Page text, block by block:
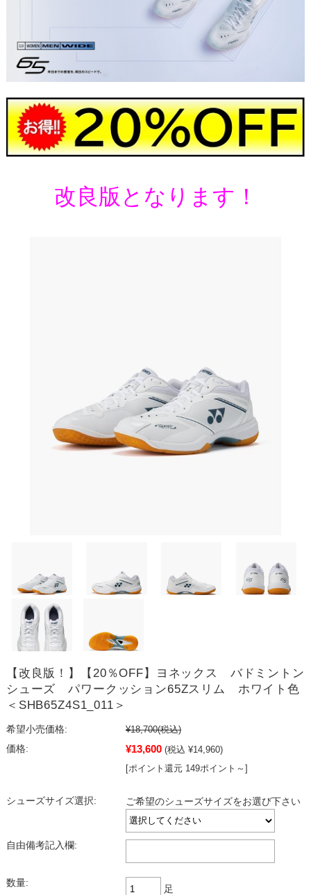
改良版となります！
【改良版！】【20％OFF】ヨネックス バドミントン
シューズ パワークッション65Zスリム ホワイト色
＜SHB65Z4S1_011＞
希望小売価格: ¥18,700(税込)
価格:
¥13,600 (税込 ¥14,960)
[ポイント還元 149ポイント～]
シューズサイズ選択: ご希望のシューズサイズをお選び下さい
自由備考記入欄:
数量:
足